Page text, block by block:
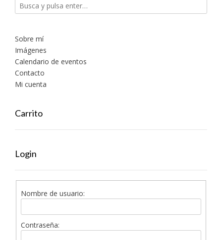
Sobre mí
Imágenes
Calendario de eventos
Contacto
Mi cuenta
Carrito
Login
Nombre de usuario:
Contraseña: